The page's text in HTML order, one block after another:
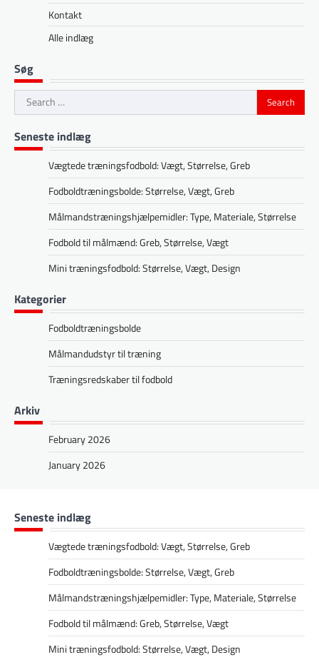
Kontakt
Alle indlæg
Søg
Search
for:
Seneste indlæg
Vægtede træningsfodbold: Vægt, Størrelse, Greb
Fodboldtræningsbolde: Størrelse, Vægt, Greb
Målmandstræningshjælpemidler: Type, Materiale, Størrelse
Fodbold til målmænd: Greb, Størrelse, Vægt
Mini træningsfodbold: Størrelse, Vægt, Design
Kategorier
Fodboldtræningsbolde
Målmandudstyr til træning
Træningsredskaber til fodbold
Arkiv
February 2026
January 2026
Seneste indlæg
Vægtede træningsfodbold: Vægt, Størrelse, Greb
Fodboldtræningsbolde: Størrelse, Vægt, Greb
Målmandstræningshjælpemidler: Type, Materiale, Størrelse
Fodbold til målmænd: Greb, Størrelse, Vægt
Mini træningsfodbold: Størrelse, Vægt, Design